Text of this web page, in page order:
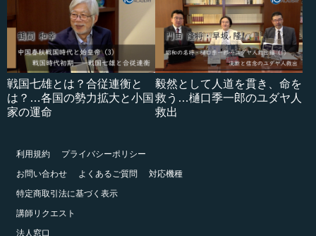
戦国七雄とは？合従連衡と
は？…各国の勢力拡大と小国
家の運命
毅然として人道を貫き、命を
救う…樋口季一郎のユダヤ人
救出
利用規約
プライバシーポリシー
お問い合わせ
よくあるご質問
対応機種
特定商取引法に基づく表示
講師リクエスト
法人窓口